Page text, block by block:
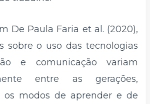
De Paula Faria et al. (2020),
sobre o uso das tecnologias
e comunicação variam
entre as gerações,
os modos de aprender e de